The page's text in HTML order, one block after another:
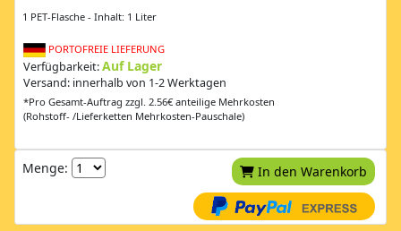
1 PET-Flasche - Inhalt: 1 Liter
PORTOFREIE LIEFERUNG
Verfügbarkeit:Auf Lager
Versand: innerhalb von 1-2 Werktagen
*Pro Gesamt-Auftrag zzgl. 2.56€ anteilige Mehrkosten
(Rohstoff- /Lieferketten Mehrkosten-Pauschale)
Menge: In den Warenkorb